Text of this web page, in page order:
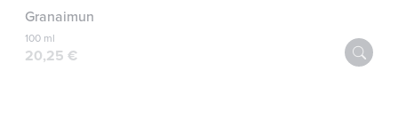
Granaimun
100 ml
20,25 €